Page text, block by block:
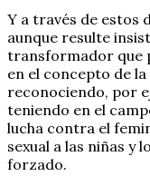
Y a través de estos
aunque resulte
transformador que
en el concepto de
reconociendo, por
teniendo en el
lucha contra el
sexual a las niñas y
forzado.